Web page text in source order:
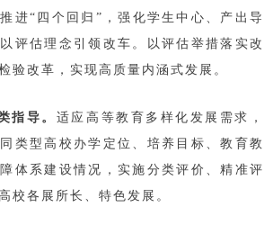
进“四个回归”，强化学生中心、产出导
评估理念引领改车。以评估举措落实改
验改革，实现高质量内涵式发展。
指导。 适应高等教育多样化发展需求，
类型高校办学定位、培养目标、教育教
体系建设情况，实施分类评价、精准评
校各展所长、特色发展。